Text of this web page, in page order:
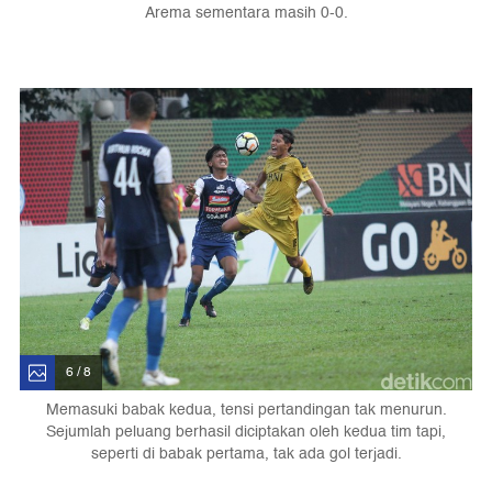
Arema sementara masih 0-0.
6 / 8
Memasuki babak kedua, tensi pertandingan tak menurun.
Sejumlah peluang berhasil diciptakan oleh kedua tim tapi,
seperti di babak pertama, tak ada gol terjadi.